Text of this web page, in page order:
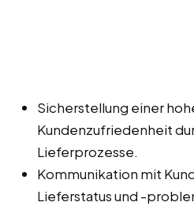
Sicherstellung einer
Kundenzufriedenheit
Lieferprozesse.
Kommunikation mit
Lieferstatus und -